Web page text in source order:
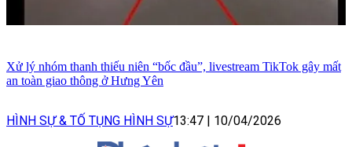
Xử lý nhóm thanh thiếu niên “bốc đầu”, livestream TikTok gây mất
an toàn giao thông ở Hưng Yên
HÌNH SỰ & TỐ TỤNG HÌNH SỰ13:47 10/04/2026